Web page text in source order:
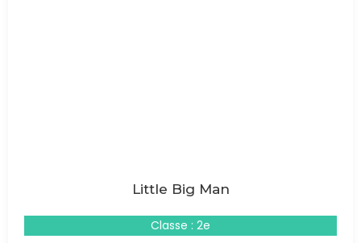
Little Big Man
Classe : 2e